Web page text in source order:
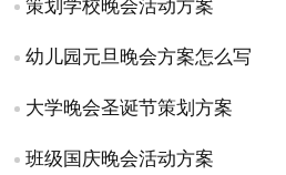
策划学校晚会活动方案
幼儿园元旦晚会方案怎么写
大学晚会圣诞节策划方案
班级国庆晚会活动方案